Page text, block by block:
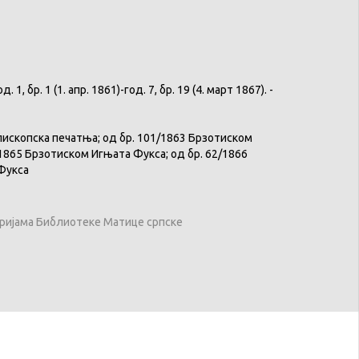
бр. 1 (1. апр. 1861)-год. 7, бр. 19 (4. март 1867). -
печатња; од бр. 101/1863 Брзотиском
Брзотиском Игњата Фукса; од бр. 62/1866
Библиотеке Матице српске